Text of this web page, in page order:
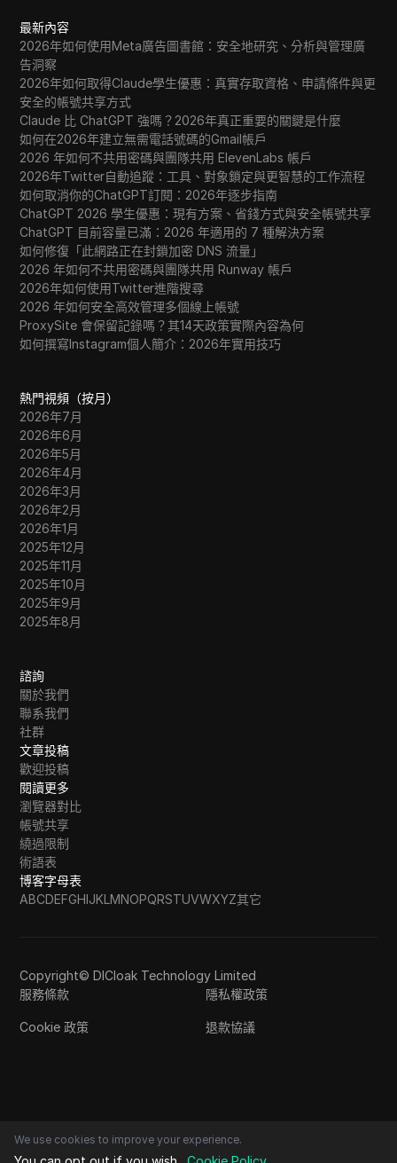
最新內容
2026年如何使用Meta廣告圖書館：安全地研究、分析與管理廣
告洞察
2026年如何取得Claude學生優惠：真實存取資格、申請條件與更
安全的帳號共享方式
Claude 比 ChatGPT 強嗎？2026年真正重要的關鍵是什麼
如何在2026年建立無需電話號碼的Gmail帳戶
2026 年如何不共用密碼與團隊共用 ElevenLabs 帳戶
2026年Twitter自動追蹤：工具、對象鎖定與更智慧的工作流程
如何取消你的ChatGPT訂閱：2026年逐步指南
ChatGPT 2026 學生優惠：現有方案、省錢方式與安全帳號共享
ChatGPT 目前容量已滿：2026 年適用的 7 種解決方案
如何修復「此網路正在封鎖加密 DNS 流量」
2026 年如何不共用密碼與團隊共用 Runway 帳戶
2026年如何使用Twitter進階搜尋
2026 年如何安全高效管理多個線上帳號
ProxySite 會保留記錄嗎？其14天政策實際內容為何
如何撰寫Instagram個人簡介：2026年實用技巧
熱門視頻（按月）
2026年7月
2026年6月
2026年5月
2026年4月
2026年3月
2026年2月
2026年1月
2025年12月
2025年11月
2025年10月
2025年9月
2025年8月
諮詢
關於我們
聯系我們
社群
文章投稿
歡迎投稿
閱讀更多
瀏覽器對比
帳號共享
繞過限制
術語表
博客字母表
ABCDEFGHIJKLMNOPQRSTUVWXYZ其它
Copyright© DICloak Technology Limited
服務條款
隱私權政策
Cookie 政策 退款協議
We use cookies to improve your experience.